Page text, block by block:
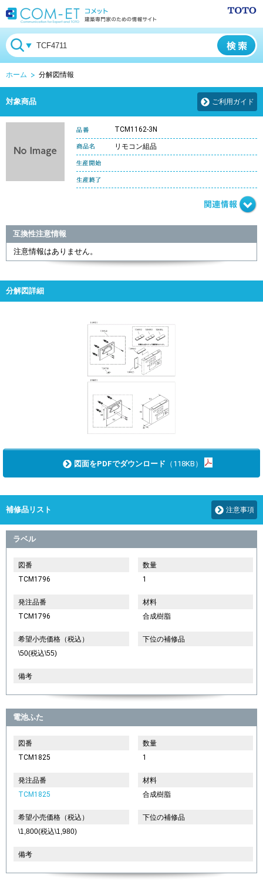
ホーム 分解図情報
対象商品 ご利用ガイド
TCM1162-3N
リモコン組品
互換性注意情報
注意情報はありません。
分解図詳細
図面をPDFでダウンロード （118KB）
補修品リスト 注意事項
ラベル
図番
TCM1796
数量
1
発注品番
TCM1796
材料
合成樹脂
希望小売価格（税込）
\50(税込\55)
下位の補修品
備考
電池ふた
図番
TCM1825
数量
1
発注品番
TCM1825
材料
合成樹脂
希望小売価格（税込）
\1,800(税込\1,980)
下位の補修品
備考